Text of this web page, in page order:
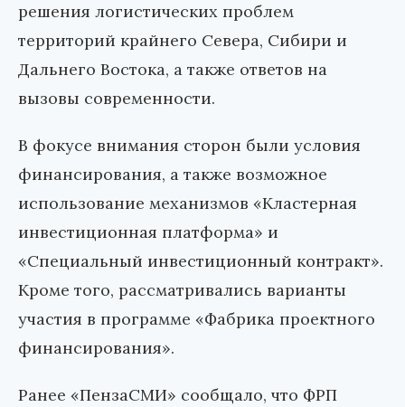
решения логистических проблем
территорий крайнего Севера, Сибири и
Дальнего Востока, а также ответов на
вызовы современности.
В фокусе внимания сторон были условия
финансирования, а также возможное
использование механизмов «Кластерная
инвестиционная платформа» и
«Специальный инвестиционный контракт».
Кроме того, рассматривались варианты
участия в программе «Фабрика проектного
финансирования».
Ранее «ПензаСМИ» сообщало, что ФРП